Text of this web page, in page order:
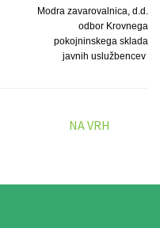
Modra zavarovalnica, d.d.
odbor Krovnega
pokojninskega sklada
javnih uslužbencev
NA VRH